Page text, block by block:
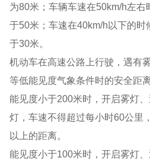
为80米；车辆车速在50km/h左
于50米；车速在40km/h以下的
于30米。
机动车在高速公路上行驶，遇有
等低能见度气象条件时的安全距
能见度小于200米时，开启雾灯
灯，车速不得超过每小时60公里
以上的距离。
能见度小于100米时，开启雾灯